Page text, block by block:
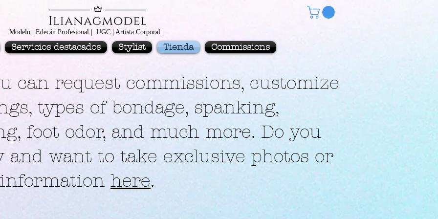
Modelo | Edecán Profesional | UGC | Artista Corporal |
Servicios destacados Stylist Tienda Commissions
can request commissions, customize
types of bondage, spanking,
foot odor, and much more. Do you
and want to take exclusive photos or
here.